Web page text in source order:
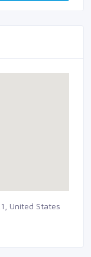
United States